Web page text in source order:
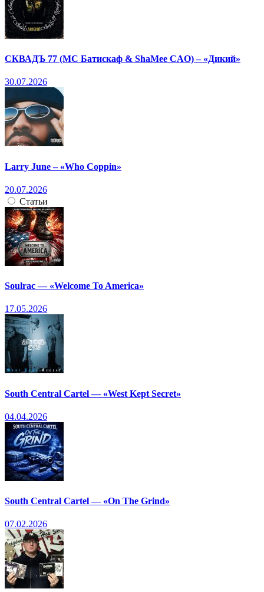
СКВАДЪ 77 (МС Батискаф & ShaMee CAO) – «Дикий»
30.07.2026
Larry June – «Who Coppin»
20.07.2026
Статьи
Soulrac — «Welcome To America»
17.05.2026
South Central Cartel — «West Kept Secret»
04.04.2026
South Central Cartel — «On The Grind»
07.02.2026